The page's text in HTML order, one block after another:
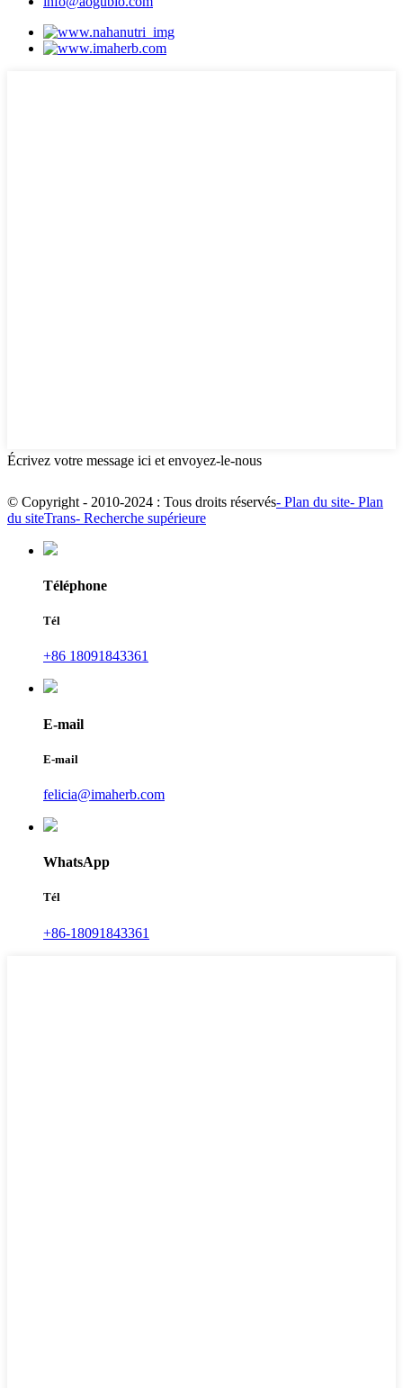
Écrivez votre message ici et envoyez-le-nous
© Copyright - 2010-2024 : Tous droits réservés- Plan du site- Plan
du siteTrans- Recherche supérieure
Téléphone
Tél
+86 18091843361
E-mail
E-mail
felicia@imaherb.com
WhatsApp
Tél
+86-18091843361